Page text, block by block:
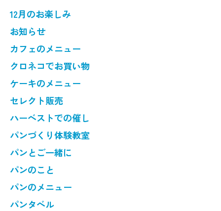
12月のお楽しみ
お知らせ
カフェのメニュー
クロネコでお買い物
ケーキのメニュー
セレクト販売
ハーベストでの催し
パンづくり体験教室
パンとご一緒に
パンのこと
パンのメニュー
パンタベル